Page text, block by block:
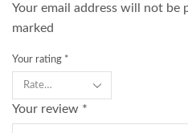
Your email address will not be
marked
Your rating *
Your review *